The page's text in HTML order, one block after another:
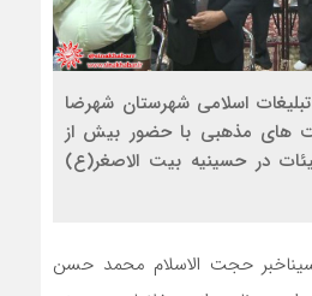
اسلامی شهرستان شهرضا
های مذهبی با حضور بیش از
هیئات در حسینیه بیت الاصغر(ع)
حجت الاسلام محمد حسن